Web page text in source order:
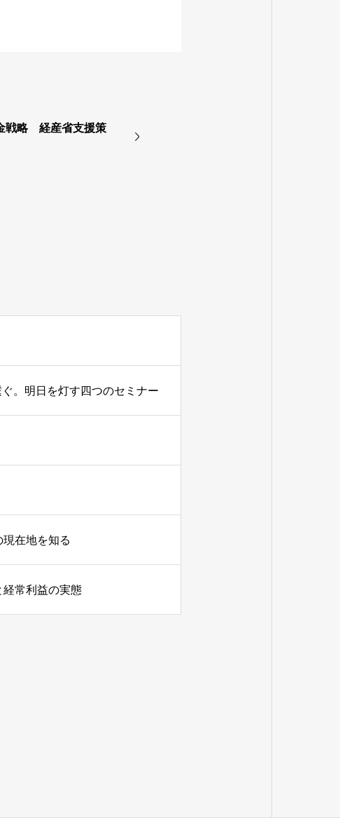
戦略 経産省支援策
。明日を灯す四つのセミナー
在地を知る
常利益の実態